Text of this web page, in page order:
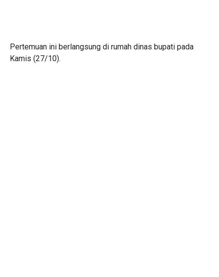
Pertemuan ini berlangsung di rumah dinas bupati pada
Kamis (27/10).